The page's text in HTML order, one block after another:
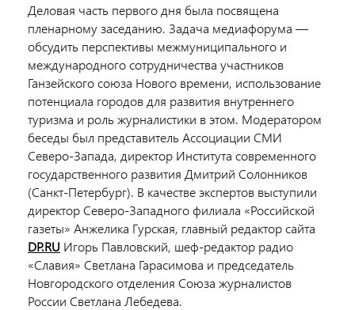
Деловая часть первого дня была посвящена
пленарному заседанию. Задача медиафорума —
обсудить перспективы межмуниципального и
международного сотрудничества участников
Ганзейского союза Нового времени, использование
потенциала городов для развития внутреннего
туризма и роль журналистики в этом. Модератором
беседы был представитель Ассоциации СМИ
Северо-Запада, директор Института современного
государственного развития Дмитрий Солонников
(Санкт-Петербург). В качестве экспертов выступили
директор Северо-Западного филиала «Российской
газеты» Анжелика Гурская, главный редактор сайта
DP.RU Игорь Павловский, шеф-редактор радио
«Славия» Светлана Гарасимова и председатель
Новгородского отделения Союза журналистов
России Светлана Лебедева.